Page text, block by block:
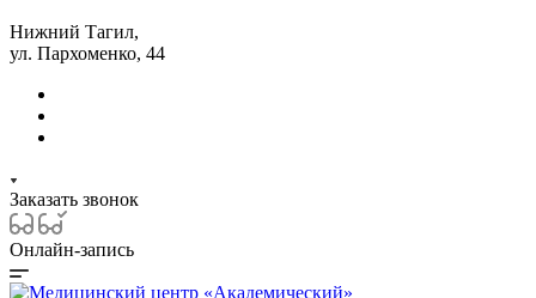
Нижний Тагил,
ул. Пархоменко, 44
Заказать звонок
Онлайн-запись